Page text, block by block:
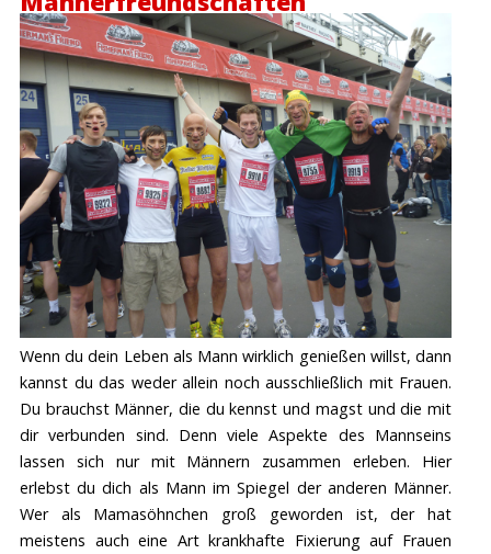
Wenn du dein Leben als Mann wirklich genießen willst, dann
kannst du das weder allein noch ausschließlich mit Frauen.
Du brauchst Männer, die du kennst und magst und die mit
dir verbunden sind. Denn viele Aspekte des Mannseins
lassen sich nur mit Männern zusammen erleben. Hier
erlebst du dich als Mann im Spiegel der anderen Männer.
Wer als Mamasöhnchen groß geworden ist, der hat
meistens auch eine Art krankhafte Fixierung auf Frauen